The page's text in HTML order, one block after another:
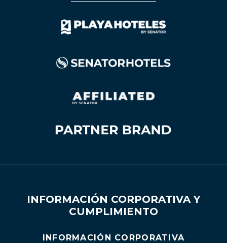
INFORMACIÓN CORPORATIVA Y
CUMPLIMIENTO
INFORMACIÓN CORPORATIVA